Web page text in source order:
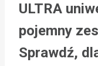
ULTRA
pojemny
Sprawdź,